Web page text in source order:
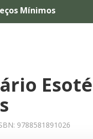
Mínimos
9788581891026